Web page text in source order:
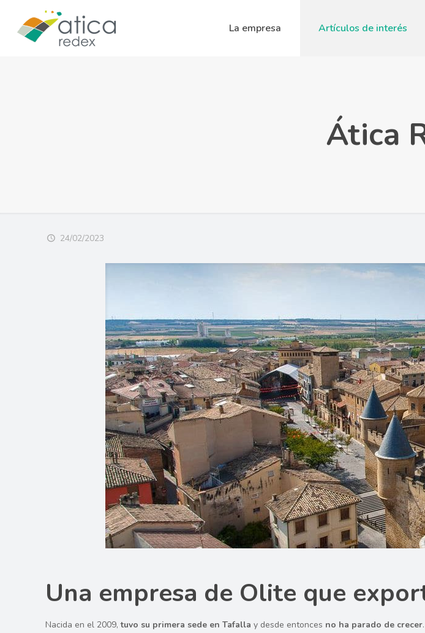
La empresa Artículos de interés
Ática
24/02/2023
Una empresa de Olite que
Nacida en el 2009,tuvo su primera sede en Tafalla y desde entonces no ha parado de crecer